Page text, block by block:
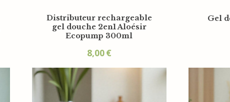
Distributeur rechargeable
gel douche 2en1 Aloésir
Ecopump 300ml
8,00€
Gel